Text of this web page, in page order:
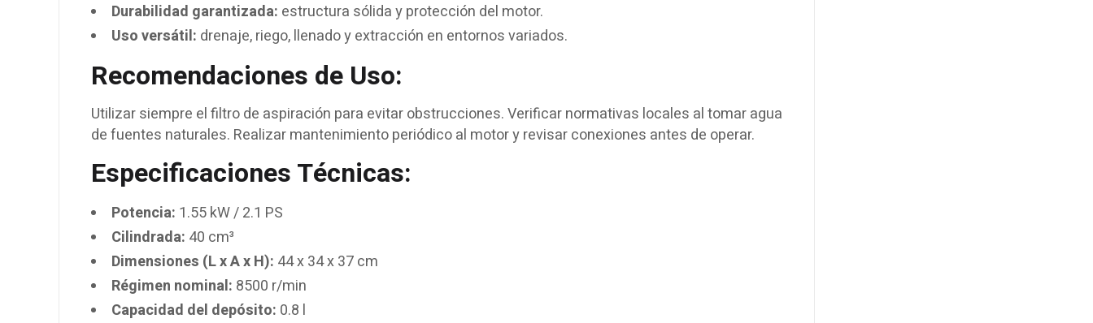
Durabilidad garantizada: estructura sólida y protección del motor.
Uso versátil: drenaje, riego, llenado y extracción en entornos variados.
Recomendaciones de Uso:
Utilizar siempre el filtro de aspiración para evitar obstrucciones. Verificar normativas locales al tomar agua
de fuentes naturales. Realizar mantenimiento periódico al motor y revisar conexiones antes de operar.
Especificaciones Técnicas:
Potencia: 1.55 kW / 2.1 PS
Cilindrada: 40 cm³
Dimensiones (L x A x H): 44 x 34 x 37 cm
Régimen nominal: 8500 r/min
Capacidad del depósito: 0.8 l